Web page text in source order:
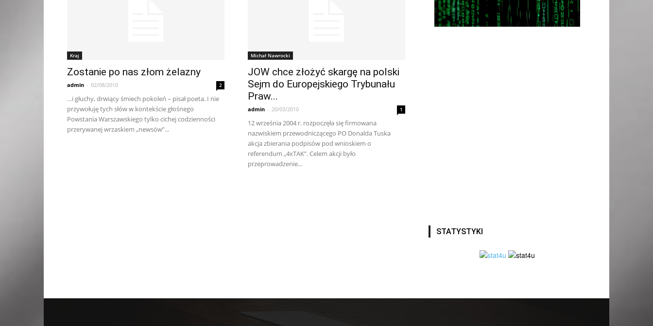
Kraj
Zostanie po nas złom żelazny
admin - 02/08/2010 2
…i głuchy, drwiący śmiech pokoleń – pisał poeta. I nie
przywołuję tych słów w kontekście głośnego
Powstania Warszawskiego tylko cichej codzienności
przerywanej wrzaskiem „newsów”...
Michał Nawrocki
JOW chce złożyć skargę na polski
Sejm do Europejskiego Trybunału
Praw...
admin - 20/03/2010 1
12 września 2004 r. rozpoczęła się firmowana
nazwiskiem przewodniczącego PO Donalda Tuska
akcja zbierania podpisów pod wnioskiem o
referendum „4xTAK”. Celem akcji było
przeprowadzenie...
STATYSTYKI